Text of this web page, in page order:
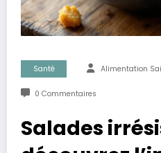
Santé Alimentation
0 Commentaires
Salades